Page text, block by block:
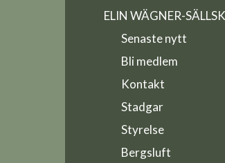
ELIN WÄGNER-
Senaste nytt
Bli medlem
Kontakt
Stadgar
Styrelse
Bergsluft